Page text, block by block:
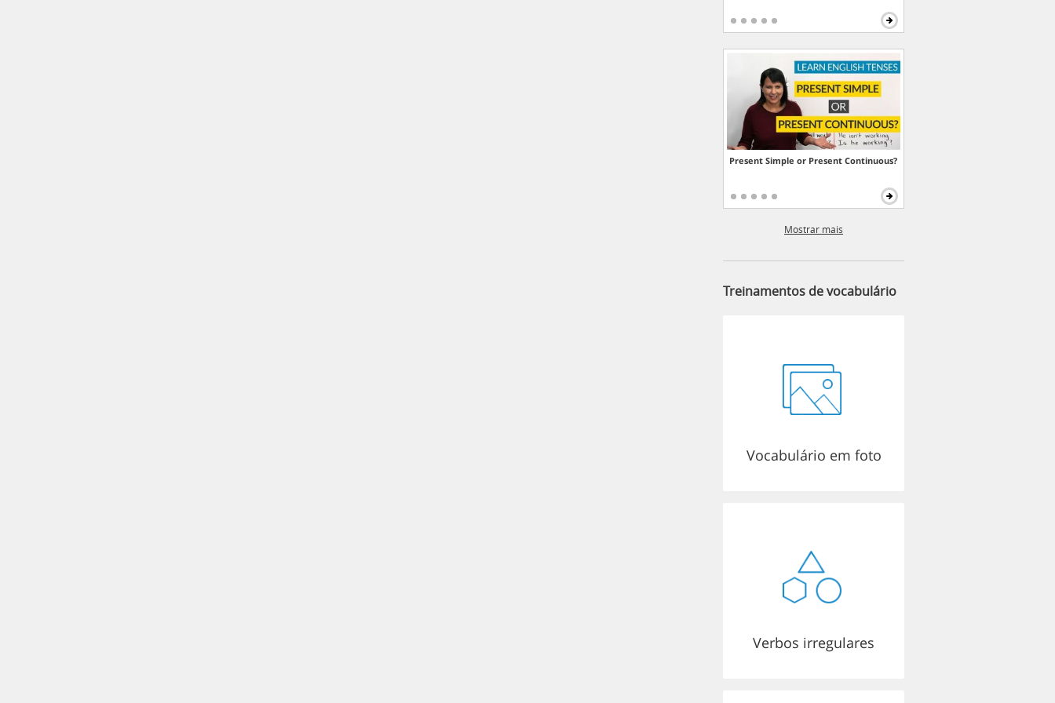
Present Simple or Present Continuous?
Mostrar mais
Treinamentos de vocabulário
Vocabulário em foto
Verbos irregulares